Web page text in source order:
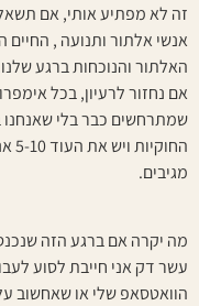
זה לא מפתיע אותי, אם
אנשי אלתור ותנועה ,
האלתור והנוכחות ברגע
אם נחזור לרעיון, בכל
שמתרחשים כבר בלי
מגיבים.
מה יקרה אם ברגע הזה
עשר דק אני חייבת לסוע
הוואטסאפ שלי או שאחשוב